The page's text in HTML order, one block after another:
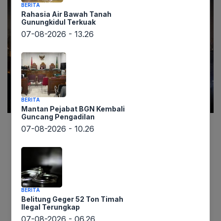
damai yang sedang berlangsung di Uni Emirat
Arab (UEA), Rusia justru melancarkan serangan
besar-besaran ke dua kota utama Ukraina, Kyiv
dan Kharkiv, pada Sabtu pagi. Serangan yang
menggunakan drone dan rudal ini terjadi saat
perundingan tripartit antara Amerika Serikat,
BERITA
Rahasia Air Bawah Tanah
Gunungkidul Terkuak
07-08-2026 - 13.26
BERITA
Mantan Pejabat BGN Kembali
Guncang Pengadilan
07-08-2026 - 10.26
BERITA
Belitung Geger 52 Ton Timah
Ilegal Terungkap
07-08-2026 - 06.26